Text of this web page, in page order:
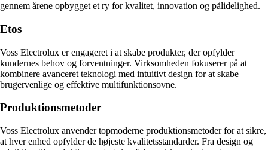
gennem årene opbygget et ry for kvalitet, innovation og pålidelighed.
Etos
Voss Electrolux er engageret i at skabe produkter, der opfylder
kundernes behov og forventninger. Virksomheden fokuserer på at
kombinere avanceret teknologi med intuitivt design for at skabe
brugervenlige og effektive multifunktionsovne.
Produktionsmetoder
Voss Electrolux anvender topmoderne produktionsmetoder for at sikre,
at hver enhed opfylder de højeste kvalitetsstandarder. Fra design og